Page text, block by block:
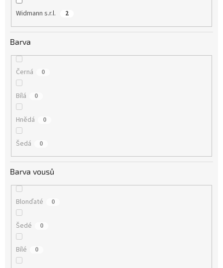
Widmann s.r.l. 2
Barva
Černá 0
Bílá 0
Hnědá 0
Šedá 0
Barva vousů
Blonďaté 0
Šedé 0
Bílé 0